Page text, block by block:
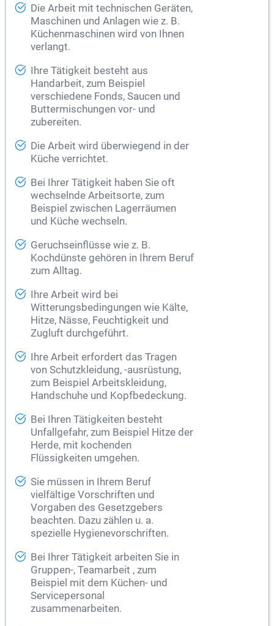
Die Arbeit mit technischen Geräten,
Maschinen und Anlagen wie z. B.
Küchenmaschinen wird von Ihnen
verlangt.
Ihre Tätigkeit besteht aus
Handarbeit, zum Beispiel
verschiedene Fonds, Saucen und
Buttermischungen vor- und
zubereiten.
Die Arbeit wird überwiegend in der
Küche verrichtet.
Bei Ihrer Tätigkeit haben Sie oft
wechselnde Arbeitsorte, zum
Beispiel zwischen Lagerräumen
und Küche wechseln.
Geruchseinflüsse wie z. B.
Kochdünste gehören in Ihrem Beruf
zum Alltag.
Ihre Arbeit wird bei
Witterungsbedingungen wie Kälte,
Hitze, Nässe, Feuchtigkeit und
Zugluft durchgeführt.
Ihre Arbeit erfordert das Tragen
von Schutzkleidung, -ausrüstung,
zum Beispiel Arbeitskleidung,
Handschuhe und Kopfbedeckung.
Bei Ihren Tätigkeiten besteht
Unfallgefahr, zum Beispiel Hitze der
Herde, mit kochenden
Flüssigkeiten umgehen.
Sie müssen in Ihrem Beruf
vielfältige Vorschriften und
Vorgaben des Gesetzgebers
beachten. Dazu zählen u. a.
spezielle Hygienevorschriften.
Bei Ihrer Tätigkeit arbeiten Sie in
Gruppen-, Teamarbeit , zum
Beispiel mit dem Küchen- und
Servicepersonal
zusammenarbeiten.